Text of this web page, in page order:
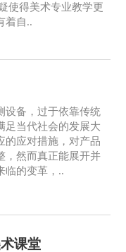
使得美术专业教学更
着自..
设备，过于依靠传统
足当代社会的发展大
的应对措施，对产品
，然而真正能展开并
临的变革，..
课堂